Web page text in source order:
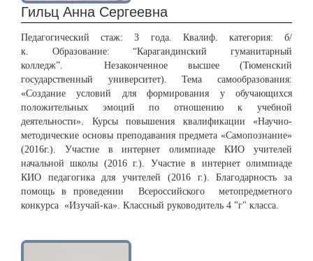
Гильц Анна Сергеевна
Педагогический стаж: 3 года. Квалиф. категория: б/
к. Образование: “Карагандинский гуманитарный
колледж”. Незаконченное высшее (Тюменский
государственный университет). Тема самообразования:
«Создание условий для формирования у обучающихся
положительных эмоций по отношению к учебной
деятельности». Курсы повышения квалификации «Научно-
методические основы преподавания предмета «Самопознание»
(2016г.). Участие в интернет олимпиаде КИО учителей
начальной школы (2016 г.). Участие в интернет олимпиаде
КИО педагогика для учителей (2016 г.). Благодарность за
помощь в проведении Всероссийского метопредметного
конкурса «Изучай-ка». Классный руководитель 4 "г" класса.